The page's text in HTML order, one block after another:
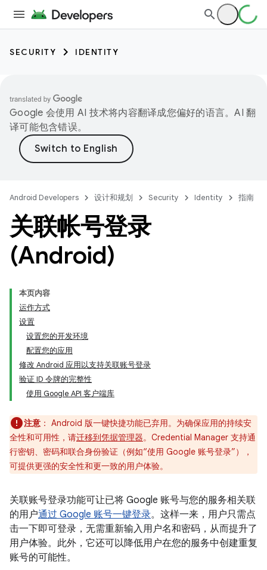
SECURITY IDENTITY
Google 会使用 AI 技术将内容翻译成您偏好的语言。AI 翻
译可能包含错误。
Android Developers 设计和规划 Security Identity 指南
关联帐号登录
(Android)
本页内容
运作方式
设置
设置您的开发环境
配置您的应用
修改 Android 应用以支持关联账号登录
验证 ID 令牌的完整性
使用 Google API 客户端库
注意 ： Android 版一键快捷功能已弃用。为确保应用的持续安
全性和可用性，请迁移到凭据管理器。Credential Manager 支持通
行密钥、密码和联合身份验证（例如“使用 Google 账号登录”），
可提供更强的安全性和更一致的用户体验。
关联账号登录功能可让已将 Google 账号与您的服务相关联
的用户通过 Google 账号一键登录。这样一来，用户只需点
击一下即可登录，无需重新输入用户名和密码，从而提升了
用户体验。此外，它还可以降低用户在您的服务中创建重复
账号的可能性。